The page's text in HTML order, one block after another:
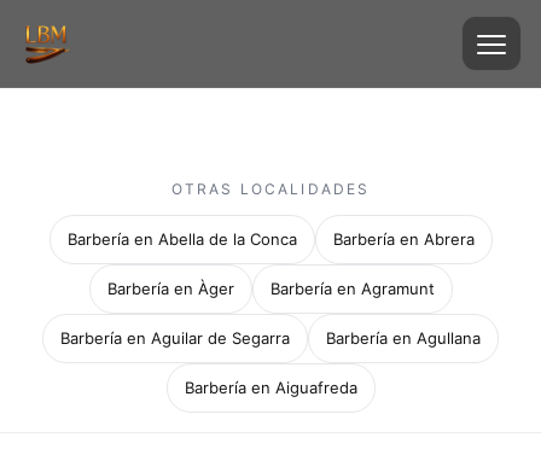
OTRAS LOCALIDADES
Barbería en Abella de la Conca Barbería en Abrera
Barbería en Àger Barbería en Agramunt
Barbería en Aguilar de Segarra Barbería en Agullana
Barbería en Aiguafreda